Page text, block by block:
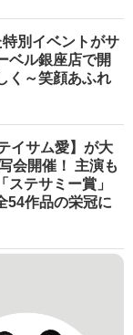
別イベントがサ
ベル銀座店で開
く～笑顔あふれ
イサム愛】が大
会開催！ 主演も
テサミー賞」
54作品の栄冠に